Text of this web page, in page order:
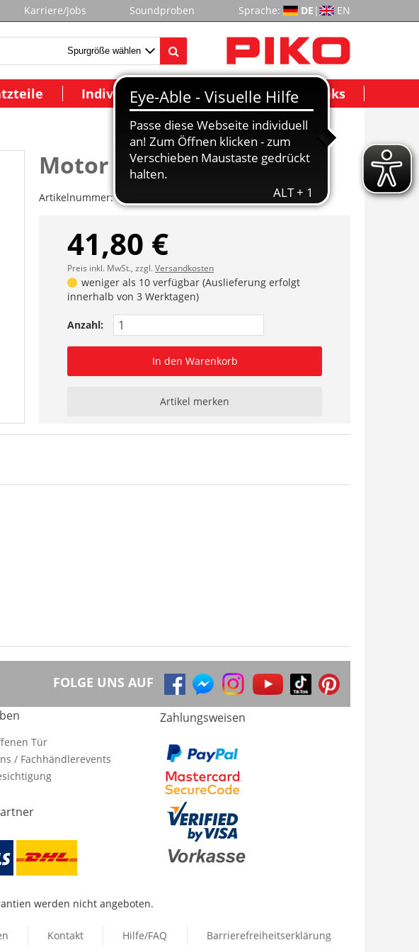
Karriere/Jobs Soundproben Sprache: DE | EN
Individuelle Modelle Wichtige Links
Motor vst.
Artikelnummer:ET57194-15
41,80 €
Preis inkl. MwSt., zzgl.Versandkosten
weniger als 10 verfügbar (Auslieferung erfolgt
innerhalb von 3 Werktagen)
Anzahl:
In den Warenkorb
Artikel merken
FOLGE UNS AUF
Tür
/ Fachhändlerevents
Zahlungsweisen
werden nicht angeboten.
Kontakt Hilfe/FAQ Barrierefreiheitserklärung